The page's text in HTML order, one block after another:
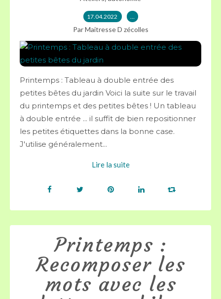
17.04.2022 …
Par Maitresse D zécolles
Printemps : Tableau à double entrée des
petites bêtes du jardin Voici la suite sur le travail
du printemps et des petites bêtes ! Un tableau
à double entrée ... il suffit de bien repositionner
les petites étiquettes dans la bonne case.
J'utilise généralement...
Lire la suite
Printemps :
Recomposer les
mots avec les